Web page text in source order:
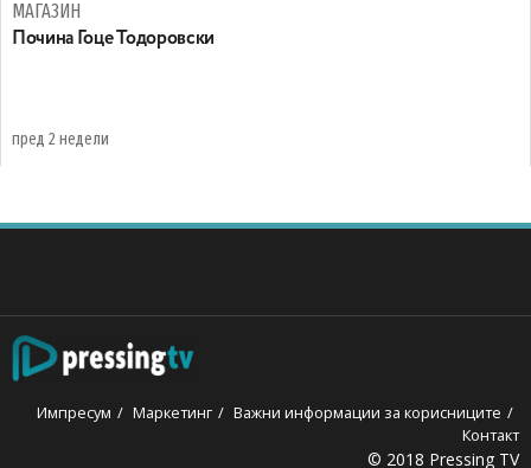
МАГАЗИН
Почина Гоце Тодоровски
пред 2 недели
Импресум Маркетинг
Важни информации за корисниците
Контакт
© 2018 Pressing TV